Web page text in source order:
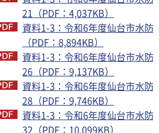
21（PDF：4,037KB）
資料1-3：令和6年度仙台市水防
（PDF：8,894KB）
資料1-3：令和6年度仙台市水防
26（PDF：9,137KB）
資料1-3：令和6年度仙台市水防
28（PDF：9,746KB）
資料1-3：令和6年度仙台市水防
32（PDF：10,099KB）